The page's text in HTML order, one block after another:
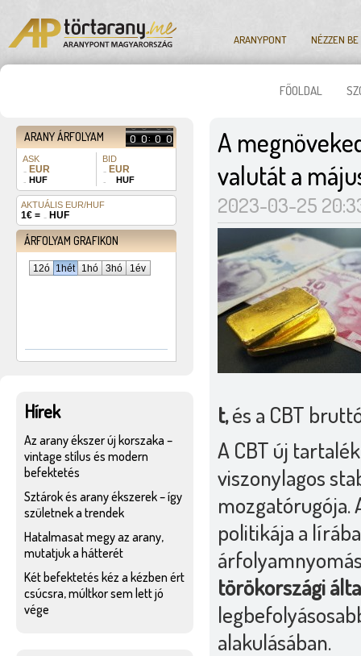
NÉZZEN
ARANYPONT
FŐOLDAL
ARANY ÁRFOLYAM
5
0
1
9
0
1
:
5
0
1
9
0
1
ASK
3
693
EUR
1 350
BID
3
692
EUR
1 349
AKTUÁLIS EUR/HUF
1€ = 365,4HUF Y-values
ÁRFOLYAM GRAFIKON
12ó 1hét 1hó 3hó 1év
Hírek
Az arany ékszer új korszaka –
vintage stílus és modern
befektetés
Sztárok és arany ékszerek – így
születnek a trendek
Hatalmasat megy az arany,
mutatjuk a hátterét
Két befektetés kéz a kézben ért
csúcsra, múltkor sem lett jó
vége
A
valutát a
2023-03-25
t,és a CBT
A CBT új
viszonylagos
mozgatórugója.
politikája a
törökországi
alakulásában.